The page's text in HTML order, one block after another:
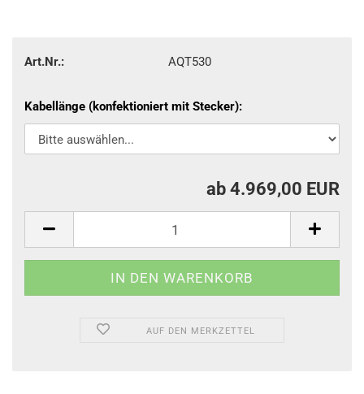
Art.Nr.: AQT530
Kabellänge (konfektioniert mit Stecker):
ab 4.969,00 EUR
AUF DEN MERKZETTEL